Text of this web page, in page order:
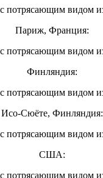
Париж, Франция:
Финляндия:
Исо-Сюёте, Финляндия:
США: